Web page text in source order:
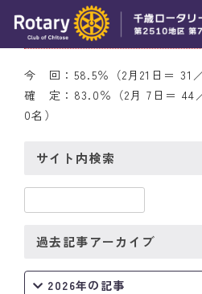
トピックス
例会報告
スケジュール
年間プログラム
木曜会
2月21日（木） 出席率
今 回：58.5％（2月21日＝ 31／
確 定：83.0％（2月 7日＝ 44
0名）
サイト内検索
過去記事アーカイブ
2026年の記事